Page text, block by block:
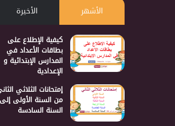
الأشهر الأخيرة
كيفية الإطلاع على
بطاقات الأعداد في
المدارس الإبتدائية و
الإعدادية
إمتحانات الثلاثي
من السنة الأولى إلى
السنة السادسة